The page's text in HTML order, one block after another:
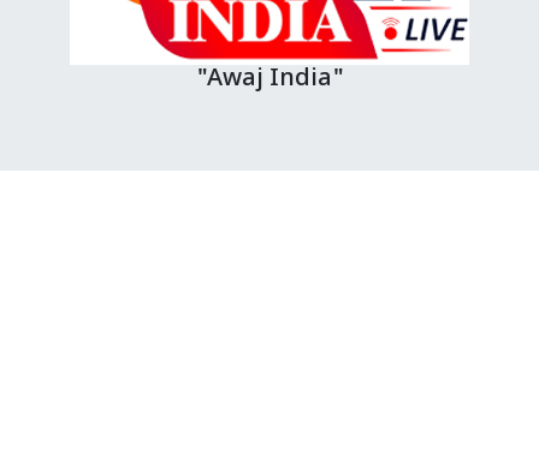
"Awaj India"